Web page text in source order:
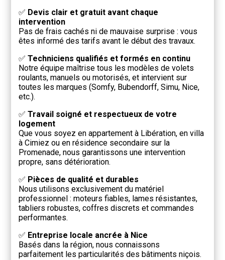
✅ Devis clair et gratuit avant chaque
intervention
Pas de frais cachés ni de mauvaise surprise : vous
êtes informé des tarifs avant le début des travaux.
✅Techniciens qualifiés et formés en continu
Notre équipe maîtrise tous les modèles de volets
roulants, manuels ou motorisés, et intervient sur
toutes les marques (Somfy, Bubendorff, Simu, Nice,
etc.).
✅Travail soigné et respectueux de votre
logement
Que vous soyez en appartement à Libération, en villa
à Cimiez ou en résidence secondaire sur la
Promenade, nous garantissons une intervention
propre, sans détérioration.
✅ Pièces de qualité et durables
Nous utilisons exclusivement du matériel
professionnel : moteurs fiables, lames résistantes,
tabliers robustes, coffres discrets et commandes
performantes.
✅ Entreprise locale ancrée à Nice
Basés dans la région, nous connaissons
parfaitement les particularités des bâtiments niçois.